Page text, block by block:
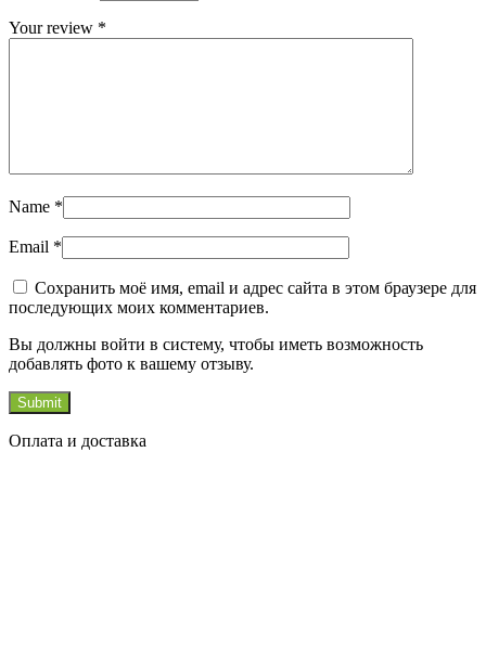
Your review *
Name *
Email *
Сохранить моё имя, email и адрес сайта в этом браузере для
последующих моих комментариев.
Вы должны войти в систему, чтобы иметь возможность
добавлять фото к вашему отзыву.
Оплата и доставка